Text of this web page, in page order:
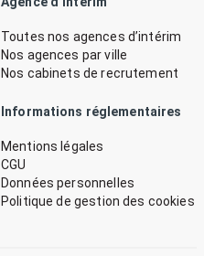
Toutes nos agences d’intérim
Nos agences par ville
Nos cabinets de recrutement
Informations réglementaires
Mentions légales
CGU
Données personnelles
Politique de gestion des cookies